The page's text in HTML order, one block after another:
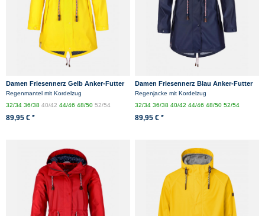
Damen Friesennerz Gelb Anker-Futter
Regenmantel mit Kordelzug
32/3436/3840/4244/4648/5052/54
89,95 € *
Damen Friesennerz Blau Anker-Futter
Regenjacke mit Kordelzug
32/3436/3840/4244/4648/5052/54
89,95 € *